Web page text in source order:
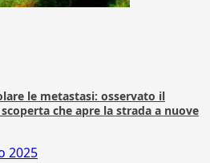
le metastasi: osservato il
che apre la strada a nuove
2025